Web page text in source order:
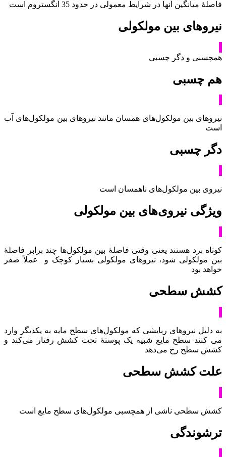
فاصلۀ میانگین آنها در شرایط معمولی در حدود 35 آنگستروم است
نیروهای بین مولکولی
همچسبی و دگر چسبی
هم چسبی
نیروهای بین مولکول‌های همسان مانند نیروهای بین مولکول‌های آب
است
دگر چسبی
نیروی بین مولکول‌های ناهمسان است
ویژگی نیروی‌های بین مولکولی
کوتاه برد هستند یعنی وقتی فاصلۀ بین مولکول‌ها چند برابر فاصلۀ
بین مولکولی شود، نیروهای مولکولی بسیار کوچک و عملاً صفر
خواهد بود
کشش سطحی
به دلیل نیروهای ربایشی که مولکول‌های سطح مایه به یکدیگر وارد
می کنند سطح مایع شبیه یک پوستۀ تحت کشش رفتار می‌کند و
کشش سطح رخ می‌دهد
علت کشش سطحی
کشش سطحی ناشی از همچسبی مولکول‌های سطح مایع است
ترشوندگی